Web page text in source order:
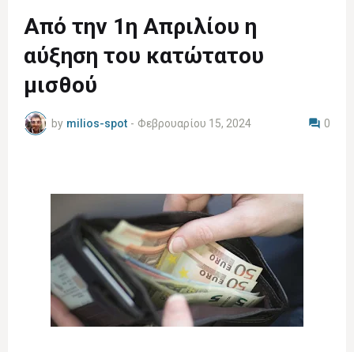
Από την 1η Απριλίου η
αύξηση του κατώτατου
μισθού
by milios-spot - Φεβρουαρίου 15, 2024 0